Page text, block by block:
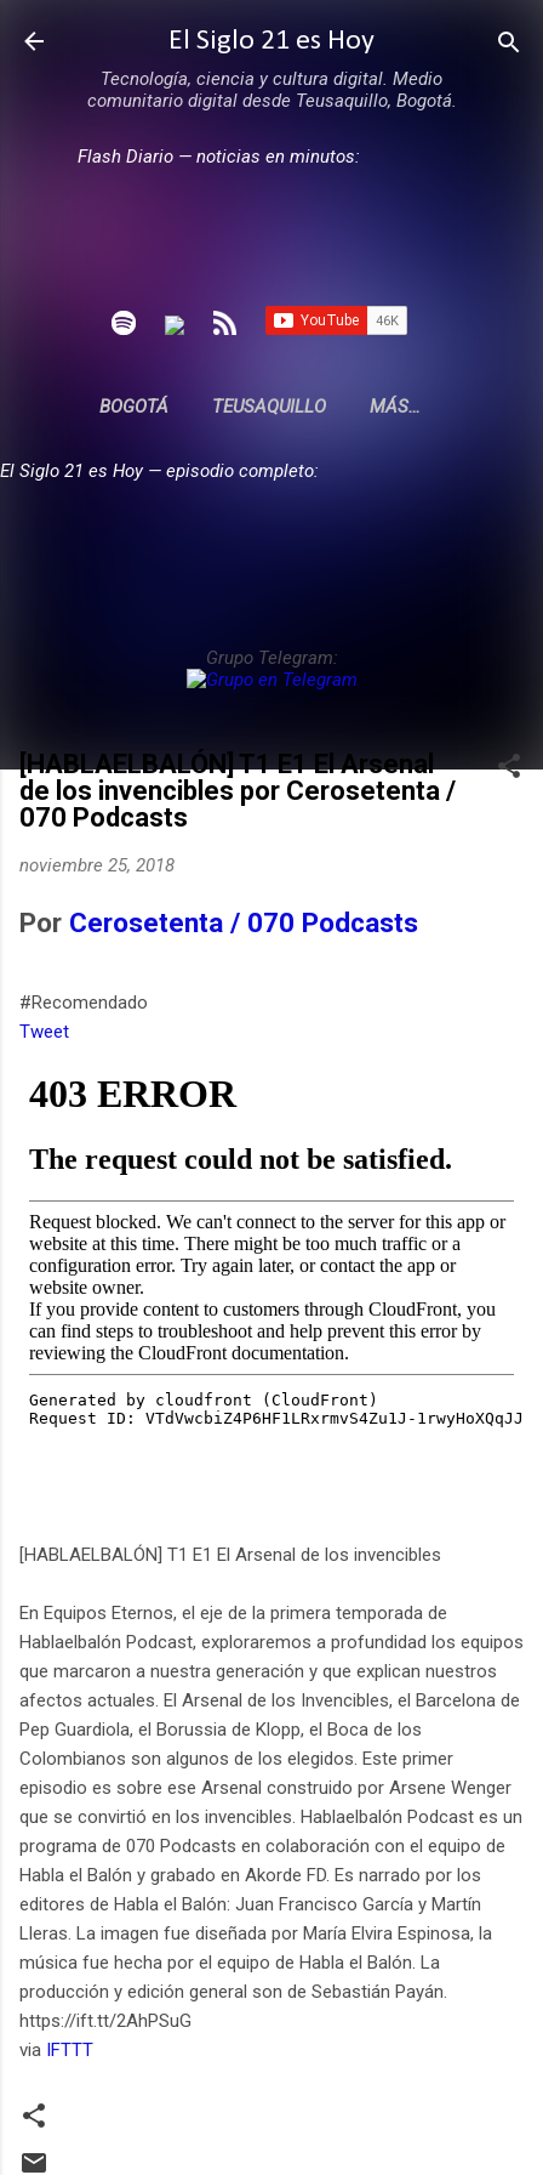
Ir al contenido principal
El Siglo 21 es Hoy
Tecnología, ciencia y cultura digital. Medio
comunitario digital desde Teusaquillo, Bogotá.
Flash Diario — noticias en minutos:
BOGOTÁ TEUSAQUILLO MÁS…
El Siglo 21 es Hoy — episodio completo:
Grupo Telegram:
[HABLAELBALÓN] T1 E1 El Arsenal
de los invencibles por Cerosetenta /
070 Podcasts
noviembre 25, 2018
Por Cerosetenta / 070 Podcasts
#Recomendado
Tweet
[HABLAELBALÓN] T1 E1 El Arsenal de los invencibles
En Equipos Eternos, el eje de la primera temporada de
Hablaelbalón Podcast, exploraremos a profundidad los equipos
que marcaron a nuestra generación y que explican nuestros
afectos actuales. El Arsenal de los Invencibles, el Barcelona de
Pep Guardiola, el Borussia de Klopp, el Boca de los
Colombianos son algunos de los elegidos. Este primer
episodio es sobre ese Arsenal construido por Arsene Wenger
que se convirtió en los invencibles. Hablaelbalón Podcast es un
programa de 070 Podcasts en colaboración con el equipo de
Habla el Balón y grabado en Akorde FD. Es narrado por los
editores de Habla el Balón: Juan Francisco García y Martín
Lleras. La imagen fue diseñada por María Elvira Espinosa, la
música fue hecha por el equipo de Habla el Balón. La
producción y edición general son de Sebastián Payán.
https://ift.tt/2AhPSuG
via IFTTT